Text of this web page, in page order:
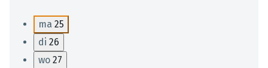
ma 25
di 26
wo 27